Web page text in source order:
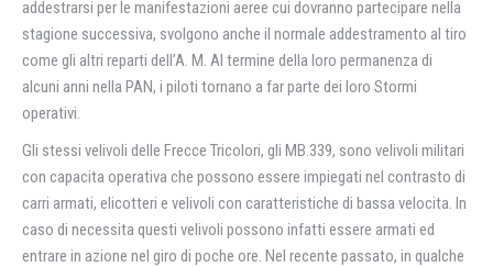
addestrarsi per le manifestazioni aeree cui dovranno partecipare nella
stagione successiva, svolgono anche il normale addestramento al tiro
come gli altri reparti dell’A. M. Al termine della loro permanenza di
alcuni anni nella PAN, i piloti tornano a far parte dei loro Stormi
operativi.
Gli stessi velivoli delle Frecce Tricolori, gli MB.339, sono velivoli militari
con capacitа operativa che possono essere impiegati nel contrasto di
carri armati, elicotteri e velivoli con caratteristiche di bassa velocitа. In
caso di necessitа questi velivoli possono infatti essere armati ed
entrare in azione nel giro di poche ore. Nel recente passato, in qualche